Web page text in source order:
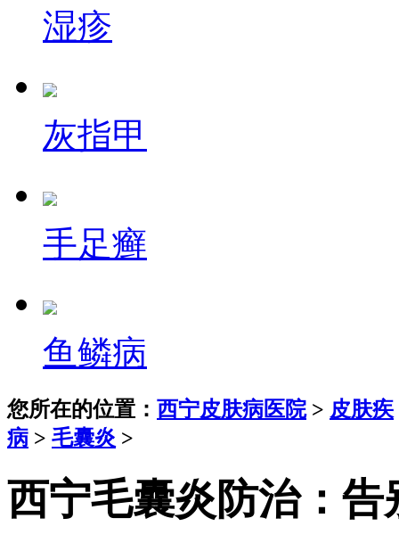
湿疹
灰指甲
手足癣
鱼鳞病
您所在的位置： 西宁皮肤病医院> 皮肤疾
病 > 毛囊炎 >
西宁毛囊炎防治：